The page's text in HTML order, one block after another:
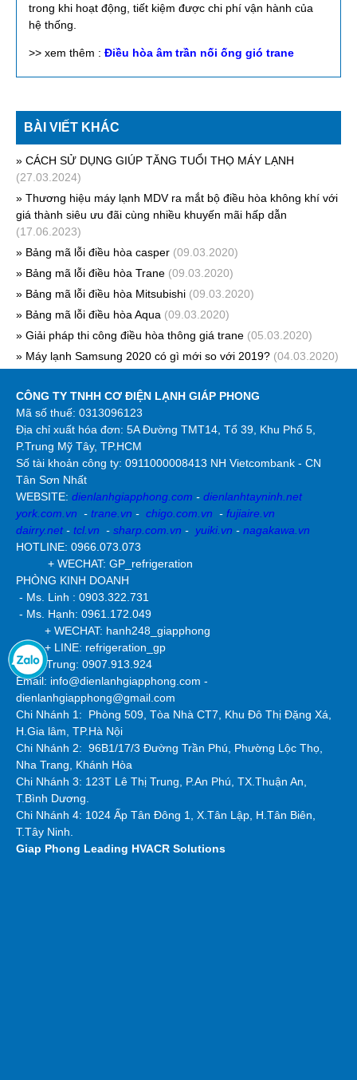
trong khi hoạt động, tiết kiệm được chi phí vận hành của
hệ thống.
>> xem thêm : Điều hòa âm trần nối ống gió trane
BÀI VIẾT KHÁC
» CÁCH SỬ DỤNG GIÚP TĂNG TUỔI THỌ MÁY LẠNH
(27.03.2024)
» Thương hiệu máy lạnh MDV ra mắt bộ điều hòa không khí với
giá thành siêu ưu đãi cùng nhiều khuyến mãi hấp dẫn
(17.06.2023)
» Bảng mã lỗi điều hòa casper (09.03.2020)
» Bảng mã lỗi điều hòa Trane (09.03.2020)
» Bảng mã lỗi điều hòa Mitsubishi (09.03.2020)
» Bảng mã lỗi điều hòa Aqua (09.03.2020)
» Giải pháp thi công điều hòa thông giá trane (05.03.2020)
» Máy lạnh Samsung 2020 có gì mới so với 2019? (04.03.2020)
CÔNG TY TNHH CƠ ĐIỆN LẠNH GIÁP PHONG
Mã số thuế: 0313096123
Địa chỉ xuất hóa đơn: 5A Đường TMT14, Tổ 39, Khu Phố 5,
P.Trung Mỹ Tây, TP.HCM
Số tài khoản công ty: 0911000008413 NH Vietcombank - CN
Tân Sơn Nhất
WEBSITE: dienlanhgiapphong.com - dienlanhtayninh.net
york.com.vn - trane.vn - chigo.com.vn - fujiaire.vn
dairry.net- tcl.vn - sharp.com.vn - yuiki.vn - nagakawa.vn
HOTLINE: 0966.073.073
+ WECHAT: GP_refrigeration
PHÒNG KINH DOANH
- Ms. Linh : 0903.322.731
- Ms. Hạnh: 0961.172.049
+ WECHAT: hanh248_giapphong
+ LINE: refrigeration_gp
- Mr Trung: 0907.913.924
Email: info@dienlanhgiapphong.com -
dienlanhgiapphong@gmail.com
Chi Nhánh 1: Phòng 509, Tòa Nhà CT7, Khu Đô Thị Đặng Xá,
H.Gia lâm, TP.Hà Nội
Chi Nhánh 2: 96B1/17/3 Đường Trần Phú, Phường Lộc Thọ,
Nha Trang, Khánh Hòa
Chi Nhánh 3: 123T Lê Thị Trung, P.An Phú, TX.Thuận An,
T.Bình Dương.
Chi Nhánh 4: 1024 Ấp Tân Đông 1, X.Tân Lập, H.Tân Biên,
T.Tây Ninh.
Giap Phong Leading HVACR Solutions